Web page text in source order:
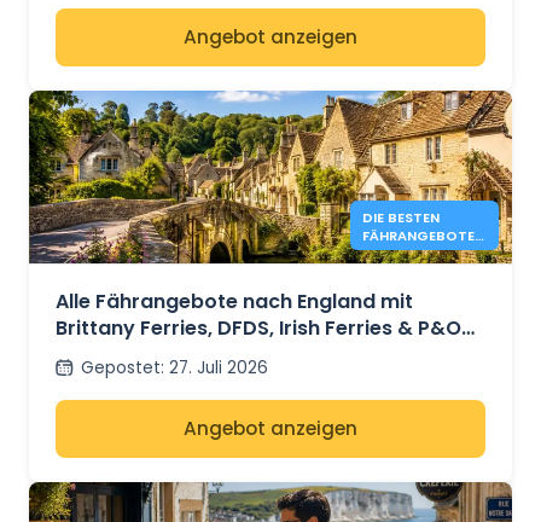
Angebot anzeigen
DIE BESTEN
FÄHRANGEBOTE
NACH ENGLAND
41 €
Alle Fährangebote nach England mit
Brittany Ferries, DFDS, Irish Ferries & P&O
Ferries – ab 41 €
Gepostet: 27. Juli 2026
Angebot anzeigen